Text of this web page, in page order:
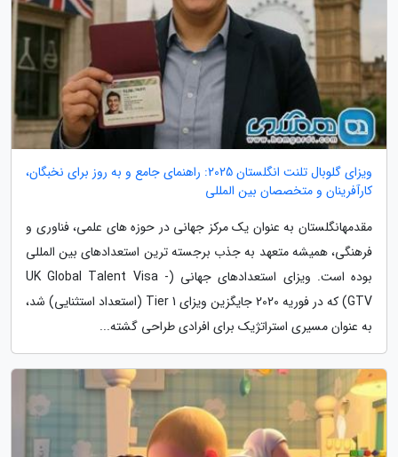
ویزای گلوبال تلنت انگلستان 2025: راهنمای جامع و به روز برای نخبگان،
کارآفرینان و متخصصان بین المللی
مقدمهانگلستان به عنوان یک مرکز جهانی در حوزه های علمی، فناوری و
فرهنگی، همیشه متعهد به جذب برجسته ترین استعدادهای بین المللی
بوده است. ویزای استعدادهای جهانی (UK Global Talent Visa -
GTV) که در فوریه 2020 جایگزین ویزای Tier 1 (استعداد استثنایی) شد،
به عنوان مسیری استراتژیک برای افرادی طراحی گشته...